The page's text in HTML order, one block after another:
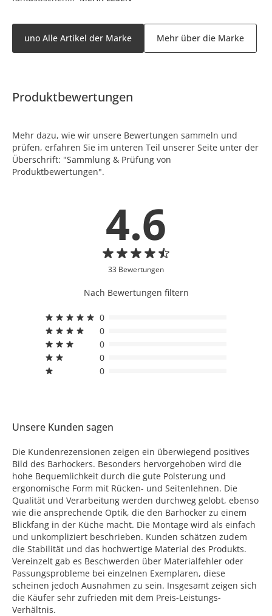
uno Alle Artikel der Marke Mehr über die Marke
Produktbewertungen
Mehr dazu, wie wir unsere Bewertungen sammeln und
prüfen, erfahren Sie im unteren Teil unserer Seite unter der
Überschrift: "Sammlung & Prüfung von
Produktbewertungen".
4.6
33 Bewertungen
Nach Bewertungen filtern
0
0
0
0
0
Unsere Kunden sagen
Die Kundenrezensionen zeigen ein überwiegend positives
Bild des Barhockers. Besonders hervorgehoben wird die
hohe Bequemlichkeit durch die gute Polsterung und
ergonomische Form mit Rücken- und Seitenlehnen. Die
Qualität und Verarbeitung werden durchweg gelobt, ebenso
wie die ansprechende Optik, die den Barhocker zu einem
Blickfang in der Küche macht. Die Montage wird als einfach
und unkompliziert beschrieben. Kunden schätzen zudem
die Stabilität und das hochwertige Material des Produkts.
Vereinzelt gab es Beschwerden über Materialfehler oder
Passungsprobleme bei einzelnen Exemplaren, diese
scheinen jedoch Ausnahmen zu sein. Insgesamt zeigen sich
die Käufer sehr zufrieden mit dem Preis-Leistungs-
Verhältnis.